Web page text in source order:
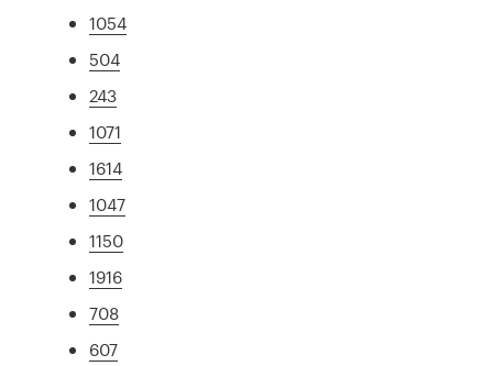
1054
504
243
1071
1614
1047
1150
1916
708
607